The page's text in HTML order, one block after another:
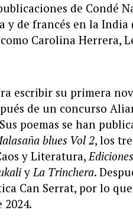
de Condé
y de francés en la
Carolina Herrera,
escribir su primera
de un concurso
Sus poemas se han
blues Vol 2, los
y Literatura,Ediciones
yLa Trinchera.
Can Serrat, por lo